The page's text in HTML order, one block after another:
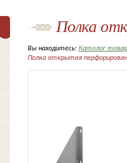
Полка
Вы находитесь: Католог
Полка открытая